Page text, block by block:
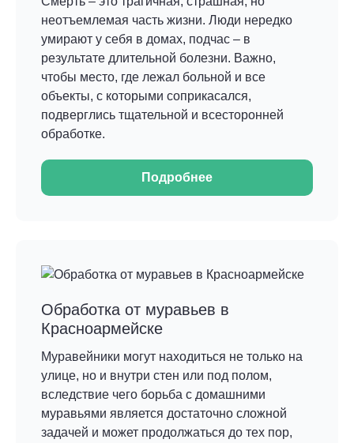
неотъемлемая часть жизни. Люди нередко
умирают у себя в домах, подчас – в
результате длительной болезни. Важно,
чтобы место, где лежал больной и все
объекты, с которыми соприкасался,
подверглись тщательной и всесторонней
обработке.
Подробнее
Обработка от муравьев в
Красноармейске
Муравейники могут находиться не только на
улице, но и внутри стен или под полом,
вследствие чего борьба с домашними
муравьями является достаточно сложной
задачей и может продолжаться до тех пор,